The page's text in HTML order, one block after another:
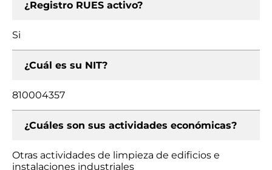
¿Registro RUES activo?
Si
¿Cuál es su NIT?
810004357
¿Cuáles son sus actividades económicas?
Otras actividades de limpieza de edificios e
instalaciones industriales